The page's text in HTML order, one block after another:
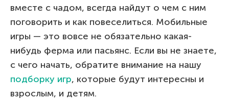
вместе с чадом, всегда найдут о чем с ним
поговорить и как повеселиться. Мобильные
игры — это вовсе не обязательно какая-
нибудь ферма или пасьянс. Если вы не знаете,
с чего начать, обратите внимание на нашу
подборку игр, которые будут интересны и
взрослым, и детям.